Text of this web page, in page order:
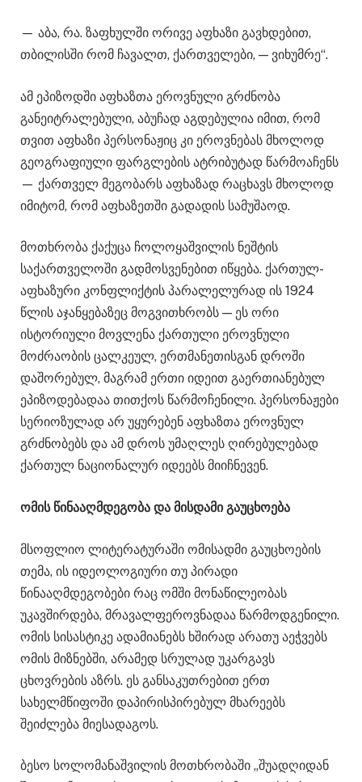
— აბა, რა. ზაფხულში ორივე აფხაზი გავხდებით,
თბილისში რომ ჩავალთ, ქართველები, — ვიხუმრე“.
ამ ეპიზოდში აფხაზთა ეროვნული გრძნობა
განეიტრალებული, აბუჩად აგდებულია იმით, რომ
თვით აფხაზი პერსონაჟიც კი ეროვნებას მხოლოდ
გეოგრაფიული ფარგლების ატრიბუტად წარმოაჩენს
— ქართველ მეგობარს აფხაზად რაცხავს მხოლოდ
იმიტომ, რომ აფხაზეთში გადადის სამუშაოდ.
მოთხრობა ქაქუცა ჩოლოყაშვილის ნეშტის
საქართველოში გადმოსვენებით იწყება. ქართულ-
აფხაზური კონფლიქტის პარალელურად ის 1924
წლის აჯანყებაზეც მოგვითხრობს — ეს ორი
ისტორიული მოვლენა ქართული ეროვნული
მოძრაობის ცალკეულ, ერთმანეთისგან დროში
დაშორებულ, მაგრამ ერთი იდეით გაერთიანებულ
ეპიზოდებადაა თითქოს წარმოჩენილი. პერსონაჟები
სერიოზულად არ უყურებენ აფხაზთა ეროვნულ
გრძნობებს და ამ დროს უმაღლეს ღირებულებად
ქართულ ნაციონალურ იდეებს მიიჩნევენ.
ომის წინააღმდეგობა და მისდამი გაუცხოება
მსოფლიო ლიტერატურაში ომისადმი გაუცხოების
თემა, ის იდეოლოგიური თუ პირადი
წინააღმდეგობები რაც ომში მონაწილეობას
უკავშირდება, მრავალფეროვნადაა წარმოდგენილი.
ომის სისასტიკე ადამიანებს ხშირად არათუ აეჭვებს
ომის მიზნებში, არამედ სრულად უკარგავს
ცხოვრების აზრს. ეს განსაკუთრებით ერთ
სახელმწიფოში დაპირისპირებულ მხარეებს
შეიძლება მიესადაგოს.
ბესო სოლომანაშვილის მოთხრობაში „შუადღიდან